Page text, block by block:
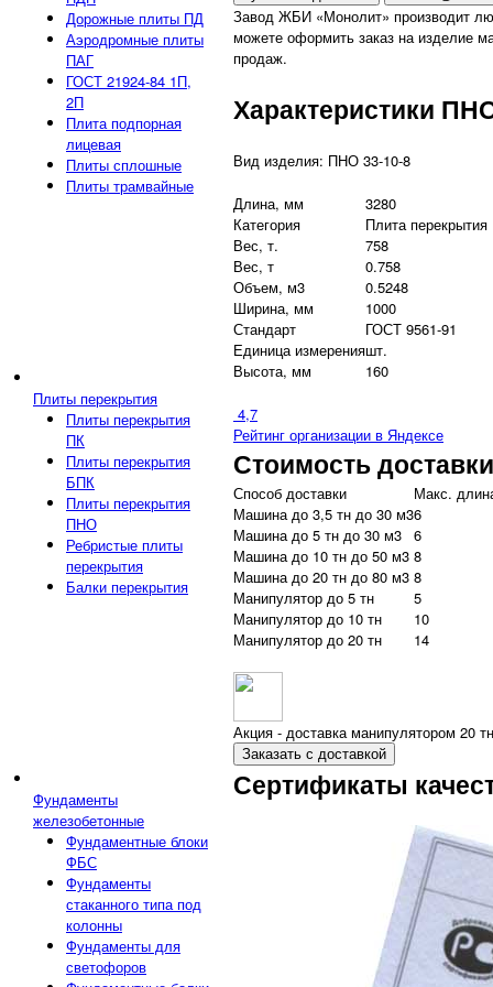
Дорожные плиты ПД
Аэродромные плиты
ПАГ
ГОСТ 21924-84 1П,
2П
Плита подпорная
лицевая
Плиты сплошные
Плиты трамвайные
Плиты перекрытия
Плиты перекрытия
ПК
Плиты перекрытия
БПК
Плиты перекрытия
ПНО
Ребристые плиты
перекрытия
Балки перекрытия
Фундаменты
железобетонные
Фундаментные блоки
ФБС
Фундаменты
стаканного типа под
колонны
Фундаменты для
светофоров
Завод ЖБИ «Монолит» производит
можете оформить заказ на изделие
продаж.
Характеристики
Вид изделия: ПНО 33-10-8
Длина, мм
3280
Категория
Плита перекрытия
Вес, т.
758
Вес, т
0.758
Объем, м3
0.5248
Ширина, мм
1000
Стандарт
ГОСТ 9561-91
Единица измеренияшт.
Высота, мм
160
4,7
Рейтинг организации в Яндексе
Стоимость доставки
Способ доставки
Макс.
Машина до 3,5 тн до 30 м36
Машина до 5 тн до 30 м3 6
Машина до 10 тн до 50 м3 8
Машина до 20 тн до 80 м3 8
Манипулятор до 5 тн
5
Манипулятор до 10 тн
10
Манипулятор до 20 тн
14
Акция - доставка манипулятором 20
Заказать с доставкой
Сертификаты